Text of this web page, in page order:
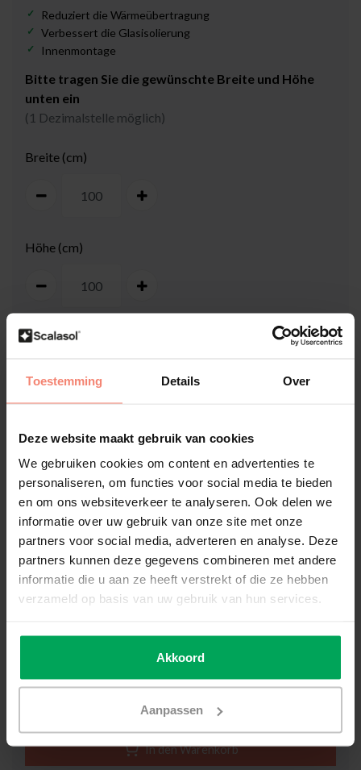
Toestemming Details Over
Deze website maakt gebruik van cookies
We gebruiken cookies om content en advertenties te
personaliseren, om functies voor social media te bieden
en om ons websiteverkeer te analyseren. Ook delen we
informatie over uw gebruik van onze site met onze
partners voor social media, adverteren en analyse. Deze
partners kunnen deze gegevens combineren met andere
informatie die u aan ze heeft verstrekt of die ze hebben
verzameld op basis van uw gebruik van hun services.
Akkoord
Aanpassen
Reduziert die Wärmeübertragung
Verbessert die Glasisolierung
Innenmontage
Bitte tragen Sie die gewünschte Breite und Höhe
unten ein
(1 Dezimalstelle möglich)
Breite (cm)
Höhe (cm)
100cm
100cm
Wie messe ich meine Fensterscheibe aus?
Ihr Preis (Inkl. MwSt. zzgl. Versandkosten):
€33,00
Inklusive Scalasol® SicherMontieren Garantie
Lieferzeit: 3-5 Werktage
In den Warenkorb